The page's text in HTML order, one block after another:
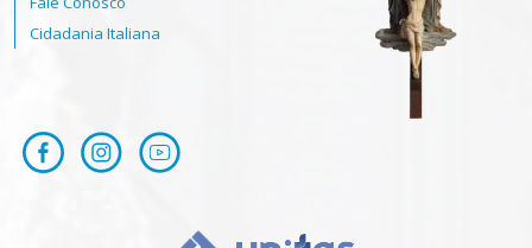
Cidadania Italiana